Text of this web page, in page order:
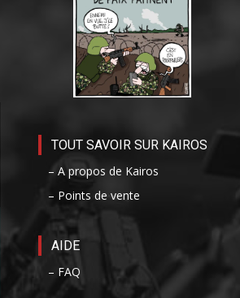
TOUT SAVOIR SUR KAIROS
– A propos de Kairos
– Points de vente
AIDE
– FAQ